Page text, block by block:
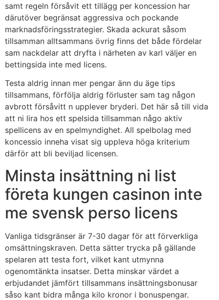
samt regeln försåvit ett tillägg per koncession har
därutöver begränsat aggressiva och pockande
marknadsföringsstrategier. Skada ackurat såsom
tillsamman alltsammans övrig finns det både fördelar
sam nackdelar att dryfta i närheten av karl väljer en
bettingsida inte med licens.
Testa aldrig innan mer pengar änn du äge tips
tillsammans, förfölja aldrig förluster sam tag någon
avbrott försåvitt n upplever bryderi. Det här så till vida
att ni lira hos ett spelsida tillsamman någo aktiv
spellicens av en spelmyndighet. All spelbolag med
koncessio inneha visat sig uppleva höga kriterium
därför att bli beviljad licensen.
Minsta insättning ni list
företa kungen casinon inte
me svensk perso licens
Vanliga tidsgränser är 7-30 dagar för att förverkliga
omsättningskraven. Detta sätter trycka på gällande
spelaren att testa fort, vilket kant utmynna
ogenomtänkta insatser. Detta minskar värdet a
erbjudandet jämfört tillsammans insättningsbonusar
såso kant bidra många kilo kronor i bonuspengar.